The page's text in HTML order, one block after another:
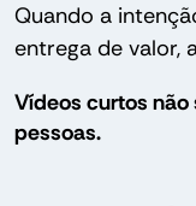
Quando a
entrega de valor,
Vídeos curtos não
pessoas.